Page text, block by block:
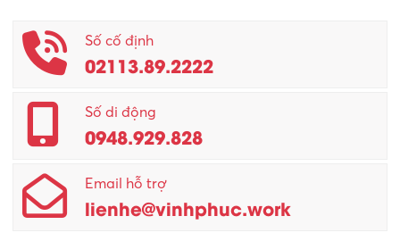
Phục vụ khác
Promotion Girl (PG)
Quản lý – Giám đốc
Quản lý chất lượng – QC
Quản lý sản xuất
Quản trị kinh doanh
Số cố định
02113.89.2222
Số di động
0948.929.828
Email hỗ trợ
lienhe@vinhphuc.work